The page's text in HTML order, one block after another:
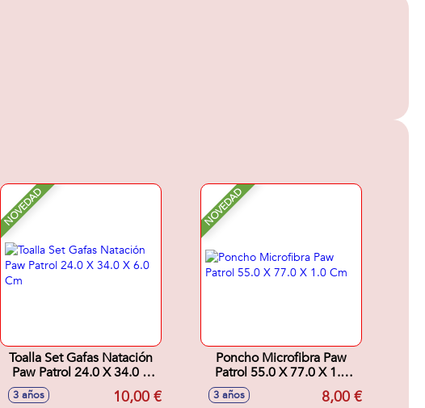
NOVEDAD
Toalla Set Gafas Natación
Paw Patrol 24.0 X 34.0 X
3 años 10,00 €
NOVEDAD
Poncho Microfibra Paw
Patrol 55.0 X 77.0 X 1.0
3 años 8,00 €